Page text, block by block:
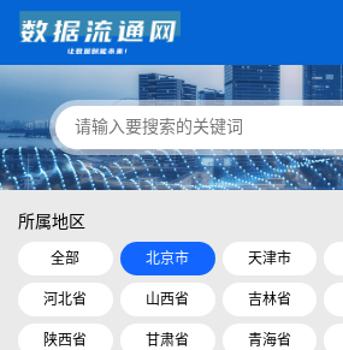
所属地区
全部 北京市 天津市
河北省 山西省 吉林省
陕西省 甘肃省 青海省